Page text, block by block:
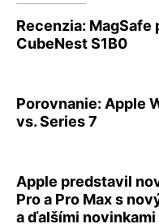
Recenzia: MagSafe
CubeNest S1B0
Porovnanie: Apple
vs. Series 7
Apple predstavil
Pro a Pro Max s
a ďalšími novinkami